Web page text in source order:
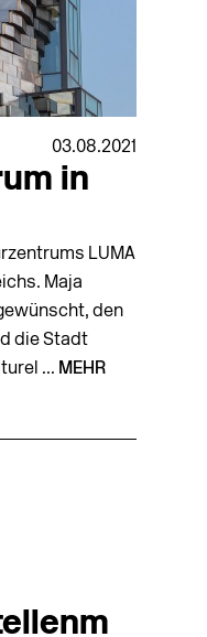
03.08.2021
in
LUMA
Maja
den
die Stadt
... MEHR